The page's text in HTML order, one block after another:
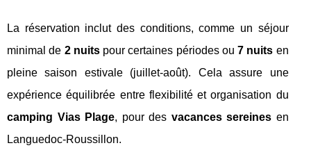
La réservation inclut des conditions, comme un séjour
minimal de 2 nuitspour certaines périodes ou7 nuits en
pleine saison estivale (juillet-août). Cela assure une
expérience équilibrée entre flexibilité et organisation du
camping Vias Plage, pour des vacances sereines en
Languedoc-Roussillon.